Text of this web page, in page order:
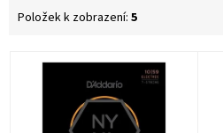
Položek k zobrazení: 5